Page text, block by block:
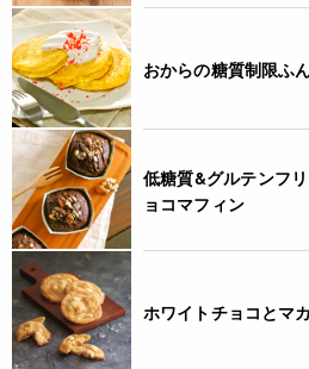
おからの糖質制限ふ
低糖質&グルテンフ
ョコマフィン
ホワイトチョコとマ